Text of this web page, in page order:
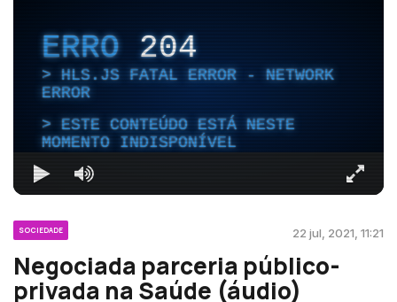
ERRO204
HLS.JS FATAL ERROR - NETWORK
ERROR
ESTE CONTEÚDO ESTÁ NESTE
MOMENTO INDISPONÍVEL
SOCIEDADE 22 jul, 2021, 11:21
Negociada parceria público-
privada na Saúde (áudio)